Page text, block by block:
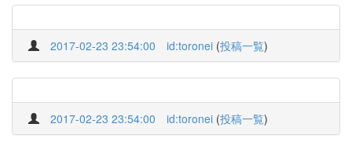
2017-02-23 23:54:00 id:toronei (投稿一覧)
2017-02-23 23:54:00 id:toronei (投稿一覧)